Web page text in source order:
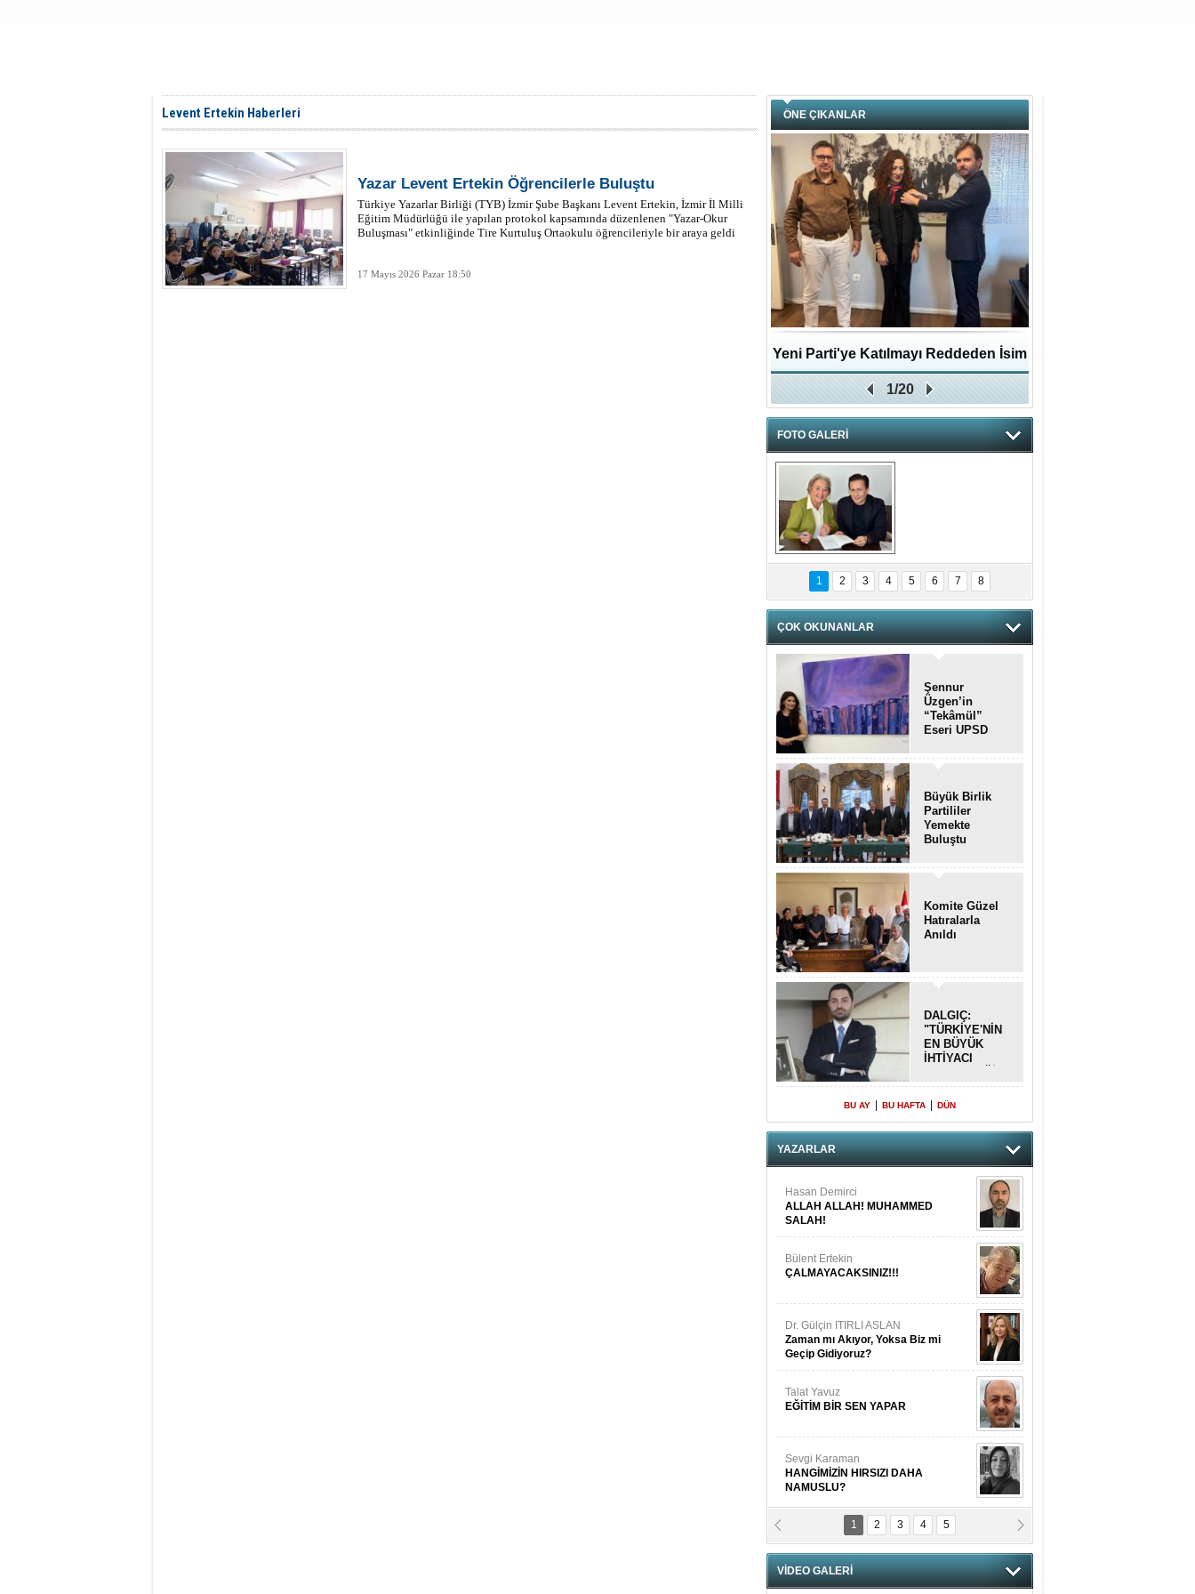
Levent Ertekin Haberleri
Yazar Levent Ertekin Öğrencilerle Buluştu
Türkiye Yazarlar Birliği (TYB) İzmir Şube Başkanı Levent Ertekin, İzmir İl Milli
Eğitim Müdürlüğü ile yapılan protokol kapsamında düzenlenen "Yazar-Okur
Buluşması" etkinliğinde Tire Kurtuluş Ortaokulu öğrencileriyle bir araya geldi
17 Mayıs 2026 Pazar 18:50
ÖNE ÇIKANLAR
Yeni Parti'ye Katılmayı Reddeden İsim
Zafer Partisi'ne katıldı
1/20
FOTO GALERİ
hnzzzna
1 2 3 4 5 6 7 8
ÇOK OKUNANLAR
Şennur
Üzgen’in
“Tekâmül”
Eseri UPSD
Sergisi’nde
Büyük Birlik
Partililer
Yemekte
Buluştu
Komite Güzel
Hatıralarla
Anıldı
DALGIÇ:
"TÜRKİYE'NİN
EN BÜYÜK
İHTİYACI
DOĞRU
PLANLAMA"
BU AY BU HAFTA DÜN
YAZARLAR
Hasan Demirci
ALLAH ALLAH! MUHAMMED
SALAH!
Bülent Ertekin
ÇALMAYACAKSINIZ!!!
Dr. Gülçin ITIRLI ASLAN
Zaman mı Akıyor, Yoksa Biz mi
Geçip Gidiyoruz?
Talat Yavuz
EĞİTİM BİR SEN YAPAR
Sevgi Karaman
HANGİMİZİN HIRSIZI DAHA
NAMUSLU?
Prof. Dr. Cahit Kurbanoğlu
1 2 3 4 5
VİDEO GALERİ